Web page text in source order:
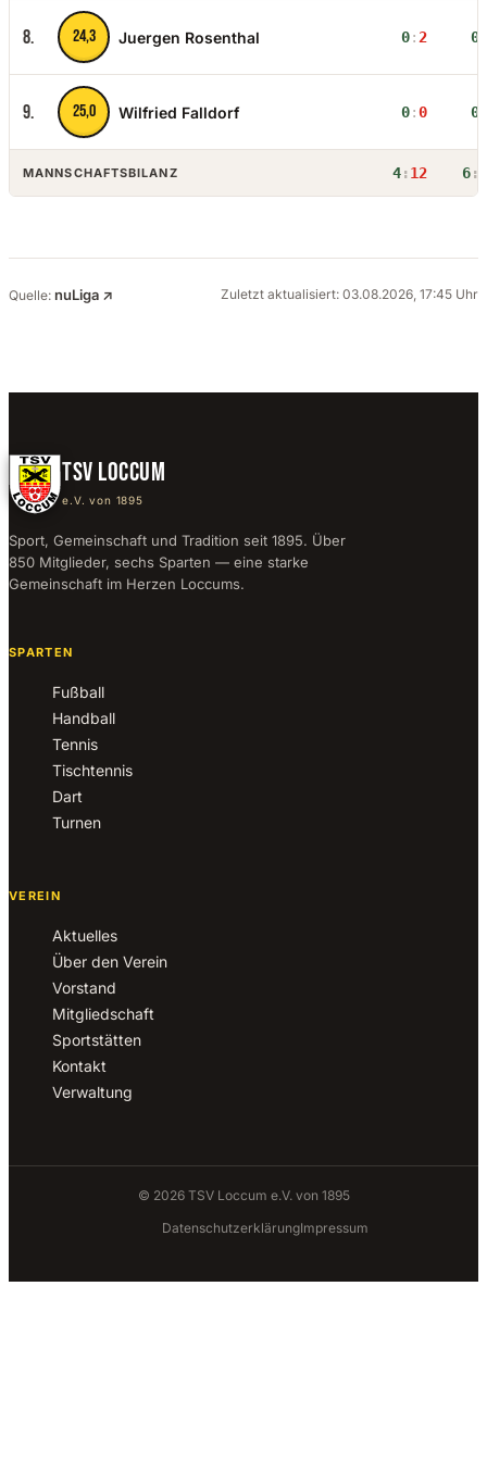
8. 24,3 Juergen Rosenthal 0: 2 0
9. 25,0 Wilfried Falldorf 0:0 0
MANNSCHAFTSBILANZ 4: 12 6:
Quelle: nuLiga ↗ Zuletzt aktualisiert: 03.08.2026, 17:45 Uhr
TSV LOCCUM
e.V. von 1895
Sport, Gemeinschaft und Tradition seit 1895. Über
850 Mitglieder, sechs Sparten — eine starke
Gemeinschaft im Herzen Loccums.
SPARTEN
Fußball
Handball
Tennis
Tischtennis
Dart
Turnen
VEREIN
Aktuelles
Über den Verein
Vorstand
Mitgliedschaft
Sportstätten
Kontakt
Verwaltung
© 2026 TSV Loccum e.V. von 1895
DatenschutzerklärungImpressum